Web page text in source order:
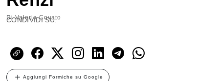
DiValeria Covato
CONDIVIDI SU:
Aggiungi Formiche su Google